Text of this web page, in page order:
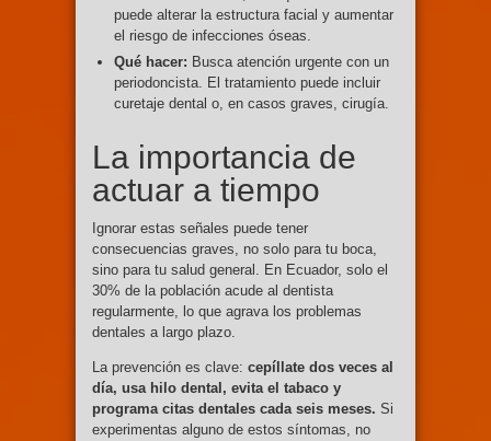
puede alterar la estructura facial y aumentar
el riesgo de infecciones óseas.
Qué hacer: Busca atención urgente con un
periodoncista. El tratamiento puede incluir
curetaje dental o, en casos graves, cirugía.
La importancia de
actuar a tiempo
Ignorar estas señales puede tener
consecuencias graves, no solo para tu boca,
sino para tu salud general. En Ecuador, solo el
30% de la población acude al dentista
regularmente, lo que agrava los problemas
dentales a largo plazo.
La prevención es clave: cepíllate dos veces al
día, usa hilo dental, evita el tabaco y
programa citas dentales cada seis meses. Si
experimentas alguno de estos síntomas, no